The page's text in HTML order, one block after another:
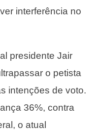
interferência no
presidente Jair
o petista
intenções de voto.
36%, contra
o atual